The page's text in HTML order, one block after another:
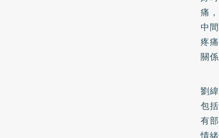
痛
中
疼
關係
劉
包
有